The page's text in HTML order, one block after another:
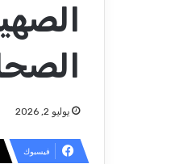
يوليو 2, 2026
فيسبوك